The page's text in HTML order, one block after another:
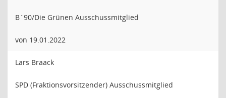
B`90/Die Grünen Ausschussmitglied
von 19.01.2022
Lars Braack
SPD (Fraktionsvorsitzender) Ausschussmitglied